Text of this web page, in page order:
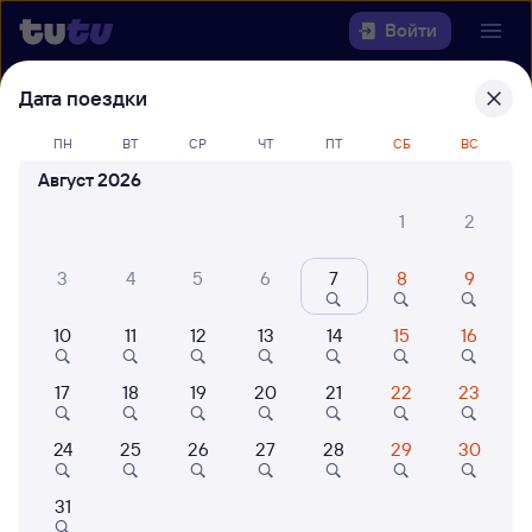
Войти
Выберите день, чтобы найти
билеты Южно-Сахалинск — Ноглики
22 года работаем для вас
Куда
Когда
Кто едет
Найти поезда
Дата поездки
ПН ВТ СР ЧТ ПТ СБ ВС
Август 2026
1
2
3 4 5 6 7 8 9
10 11 12 13 14 15 16
17 18 19 20 21 22 23
24 25 26 27 28 29 30
31